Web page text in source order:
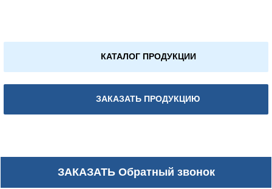
КАТАЛОГ ПРОДУКЦИИ
ЗАКАЗАТЬ ПРОДУКЦИЮ
ЗАКАЗАТЬОбратный звонок